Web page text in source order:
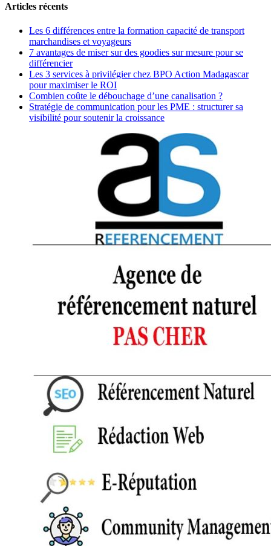
Articles récents
Les 6 différences entre la formation capacité de transport
marchandises et voyageurs
7 avantages de miser sur des goodies sur mesure pour se
différencier
Les 3 services à privilégier chez BPO Action Madagascar
pour maximiser le ROI
Combien coûte le débouchage d’une canalisation ?
Stratégie de communication pour les PME : structurer sa
visibilité pour soutenir la croissance